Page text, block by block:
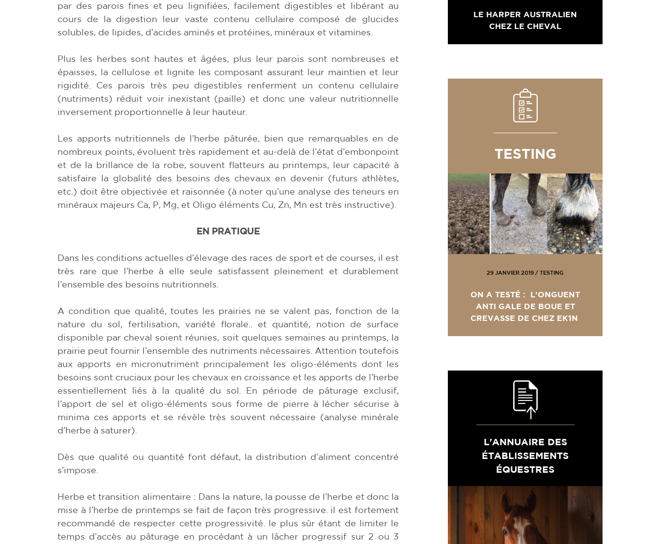
par des parois fines et peu lignifiées, facilement digestibles et libérant au
cours de la digestion leur vaste contenu cellulaire composé de glucides
solubles, de lipides, d’acides aminés et protéines, minéraux et vitamines.
Plus les herbes sont hautes et âgées, plus leur parois sont nombreuses et
épaisses, la cellulose et lignite les composant assurant leur maintien et leur
rigidité. Ces parois très peu digestibles renferment un contenu cellulaire
(nutriments) réduit voir inexistant (paille) et donc une valeur nutritionnelle
inversement proportionnelle à leur hauteur.
Les apports nutritionnels de l’herbe pâturée, bien que remarquables en de
nombreux points, évoluent très rapidement et au-delà de l’état d’embonpoint
et de la brillance de la robe, souvent flatteurs au printemps, leur capacité à
satisfaire la globalité des besoins des chevaux en devenir (futurs athlètes,
etc.) doit être objectivée et raisonnée (à noter qu’une analyse des teneurs en
minéraux majeurs Ca, P, Mg, et Oligo éléments Cu, Zn, Mn est très instructive).
EN PRATIQUE
Dans les conditions actuelles d’élevage des races de sport et de courses, il est
très rare que l’herbe à elle seule satisfassent pleinement et durablement
l’ensemble des besoins nutritionnels.
A condition que qualité, toutes les prairies ne se valent pas, fonction de la
nature du sol, fertilisation, variété florale.. et quantité, notion de surface
disponible par cheval soient réunies, soit quelques semaines au printemps, la
prairie peut fournir l’ensemble des nutriments nécessaires. Attention toutefois
aux apports en micronutriment principalement les oligo-éléments dont les
besoins sont cruciaux pour les chevaux en croissance et les apports de l’herbe
essentiellement liés à la qualité du sol. En période de pâturage exclusif,
l’apport de sel et oligo-éléments sous forme de pierre à lécher sécurise à
minima ces apports et se révèle très souvent nécessaire (analyse minérale
d’herbe à saturer).
Dès que qualité ou quantité font défaut, la distribution d’aliment concentré
s’impose.
Herbe et transition alimentaire : Dans la nature, la pousse de l’herbe et donc la
mise à l’herbe de printemps se fait de façon très progressive. il est fortement
recommandé de respecter cette progressivité. le plus sûr étant de limiter le
temps d’accès au pâturage en procédant à un lâcher progressif sur 2 ou 3
LE HARPER AUSTRALIEN
CHEZ LE CHEVAL
TESTING
29 JANVIER 2019 / TESTING
ON A TESTÉ : L’ONGUENT
ANTI GALE DE BOUE ET
CREVASSE DE CHEZ EK1N
L'ANNUAIRE DES
ÉTABLISSEMENTS
ÉQUESTRES